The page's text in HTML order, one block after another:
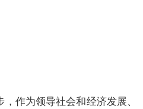
作为领导社会和经济发展、